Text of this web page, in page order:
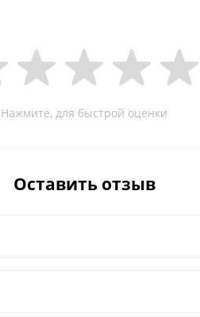
Нажмите, для быстрой оценки
Оставить отзыв